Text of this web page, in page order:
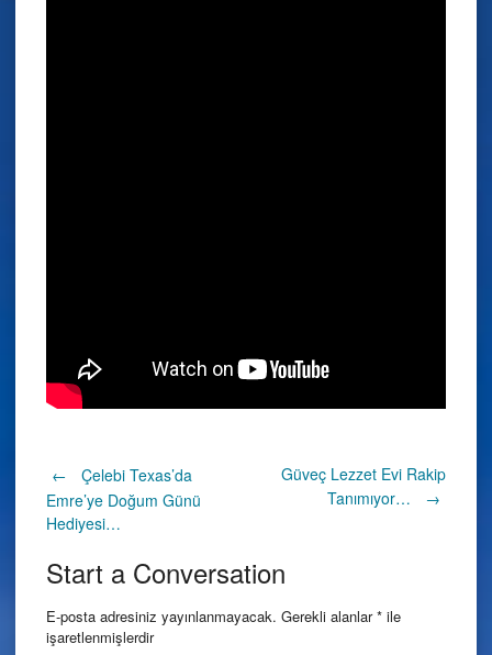
Post
navigation
←
Çelebi Texas’da
Emre’ye Doğum Günü
Hediyesi…
Güveç Lezzet Evi Rakip
Tanımıyor…
→
Start a Conversation
E-posta adresiniz yayınlanmayacak. Gerekli alanlar* ile
işaretlenmişlerdir